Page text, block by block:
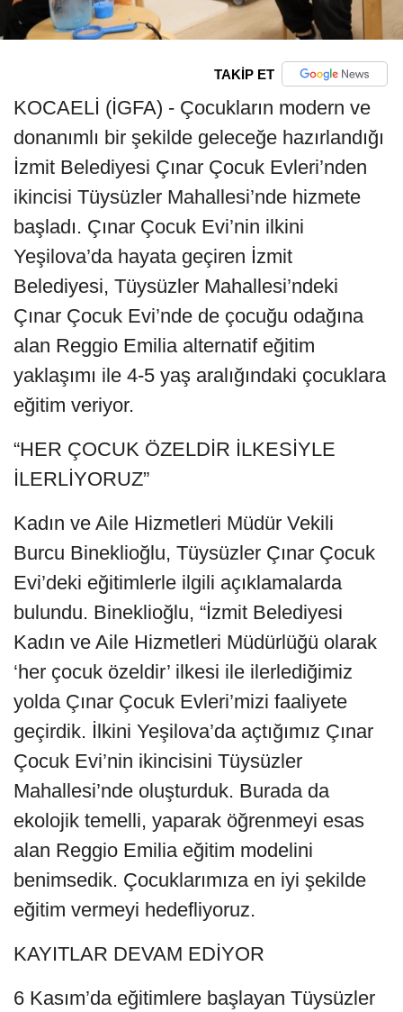
TAKİP ET
KOCAELİ (İGFA) - Çocukların modern ve
donanımlı bir şekilde geleceğe hazırlandığı
İzmit Belediyesi Çınar Çocuk Evleri’nden
ikincisi Tüysüzler Mahallesi’nde hizmete
başladı. Çınar Çocuk Evi’nin ilkini
Yeşilova’da hayata geçiren İzmit
Belediyesi, Tüysüzler Mahallesi’ndeki
Çınar Çocuk Evi’nde de çocuğu odağına
alan Reggio Emilia alternatif eğitim
yaklaşımı ile 4-5 yaş aralığındaki çocuklara
eğitim veriyor.
“HER ÇOCUK ÖZELDİR İLKESİYLE
İLERLİYORUZ”
Kadın ve Aile Hizmetleri Müdür Vekili
Burcu Bineklioğlu, Tüysüzler Çınar Çocuk
Evi’deki eğitimlerle ilgili açıklamalarda
bulundu. Bineklioğlu, “İzmit Belediyesi
Kadın ve Aile Hizmetleri Müdürlüğü olarak
‘her çocuk özeldir’ ilkesi ile ilerlediğimiz
yolda Çınar Çocuk Evleri’mizi faaliyete
geçirdik. İlkini Yeşilova’da açtığımız Çınar
Çocuk Evi’nin ikincisini Tüysüzler
Mahallesi’nde oluşturduk. Burada da
ekolojik temelli, yaparak öğrenmeyi esas
alan Reggio Emilia eğitim modelini
benimsedik. Çocuklarımıza en iyi şekilde
eğitim vermeyi hedefliyoruz.
KAYITLAR DEVAM EDİYOR
6 Kasım’da eğitimlere başlayan Tüysüzler